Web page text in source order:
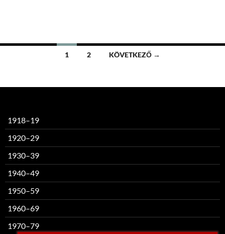
Bejegyzések
1 2 KÖVETKEZŐ →
1918–19
1920–29
1930–39
1940–49
1950–59
1960–69
1970–79